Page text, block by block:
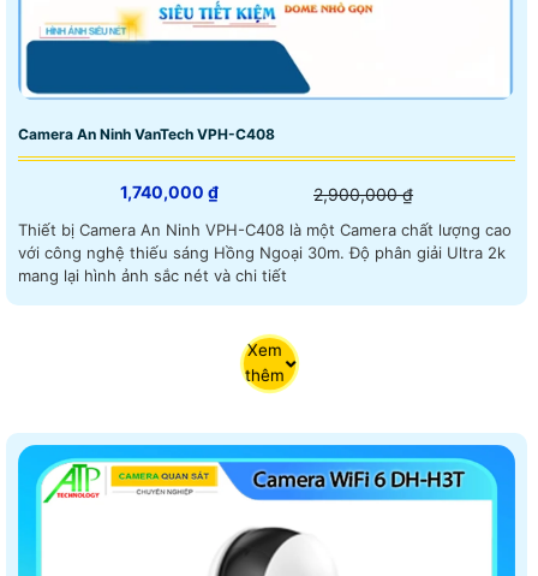
Camera An Ninh VanTech VPH-C408
1,740,000 ₫ 2,900,000 ₫
Thiết bị Camera An Ninh VPH-C408 là một Camera chất lượng cao
với công nghệ thiếu sáng Hồng Ngoại 30m. Độ phân giải Ultra 2k
mang lại hình ảnh sắc nét và chi tiết
Xem
thêm